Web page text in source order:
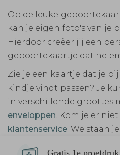
Op de leuke
kan je eigen foto's van je
Hierdoor creëer jij een
geboortekaartje dat
Zie je een kaartje dat je
kindje vindt passen? Je
in verschillende groottes
enveloppen . Kom je er
klantenservice . We staan